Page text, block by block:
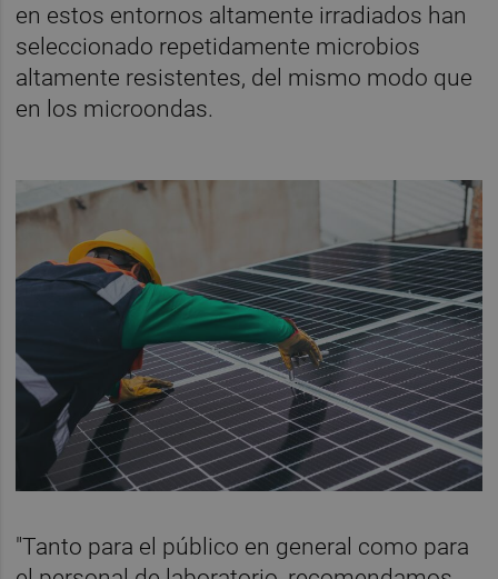
en estos entornos altamente irradiados han
seleccionado repetidamente microbios
altamente resistentes, del mismo modo que
en los microondas.
"Tanto para el público en general como para